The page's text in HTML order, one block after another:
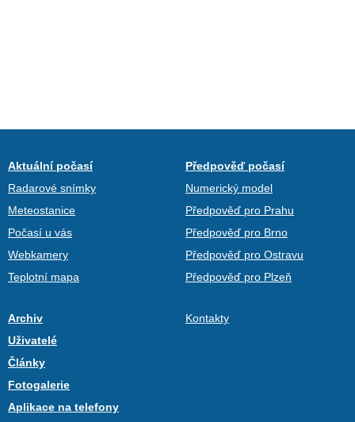
Aktuální počasí
Radarové snímky
Meteostanice
Počasí u vás
Webkamery
Teplotní mapa
Předpověď počasí
Numerický model
Předpověď pro Prahu
Předpověď pro Brno
Předpověď pro Ostravu
Předpověď pro Plzeň
Archiv
Uživatelé
Články
Fotogalerie
Aplikace na telefony
Kontakty